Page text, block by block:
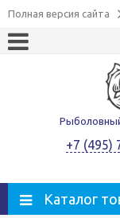
Полная версия сайта
+7 (495)
Каталог